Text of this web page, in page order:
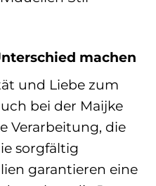
machen
und Liebe zum
bei der Maijke
Verarbeitung, die
sorgfältig
garantieren eine